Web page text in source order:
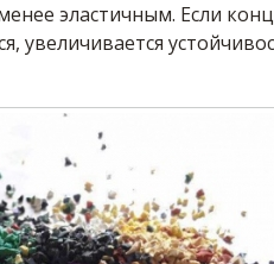
эластичным. Если
увеличивается